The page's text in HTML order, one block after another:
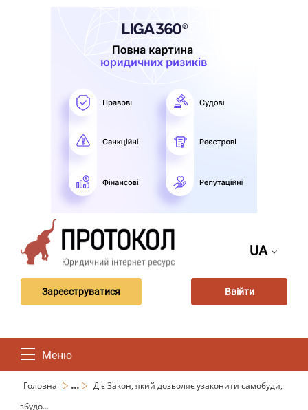
UA
Зареєструватися Ввійти
Меню
Головна ...
Діє Закон, який дозволяє узаконити самобуди,
збудо...